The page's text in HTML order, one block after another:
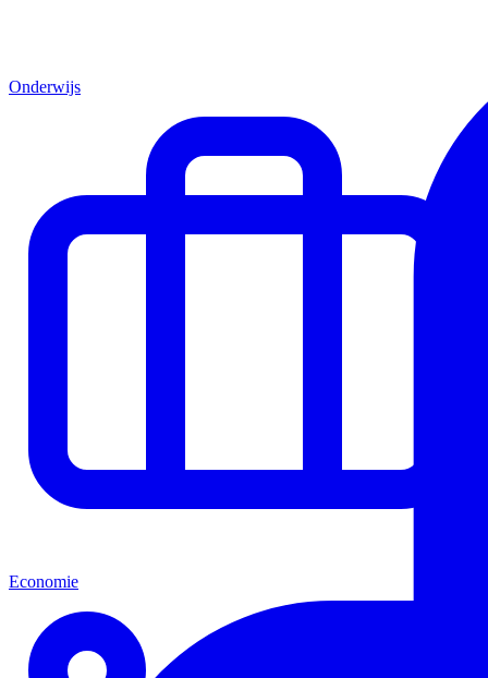
Onderwijs
Economie